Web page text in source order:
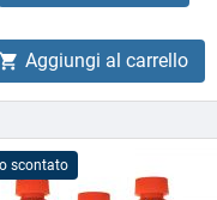
Aggiungi al carrello
scontato